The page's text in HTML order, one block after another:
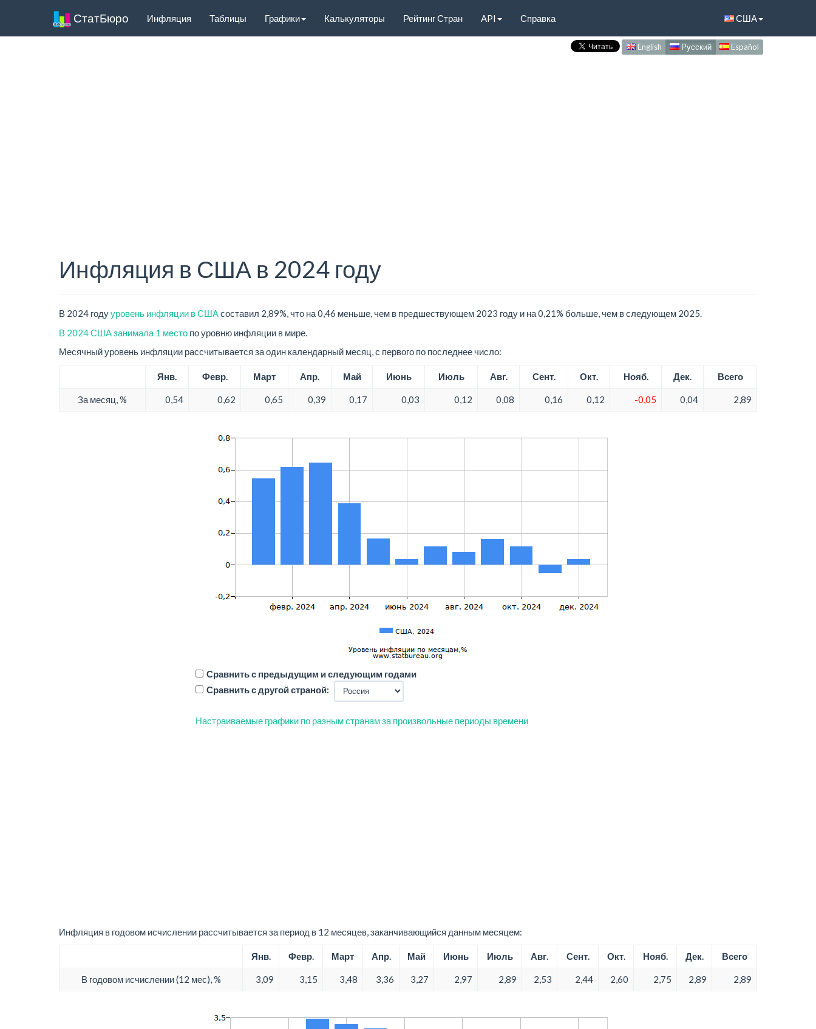
СтатБюро Инфляция Таблицы Графики Калькуляторы Рейтинг Стран API Справка США
English Русский Español
Инфляция в США в 2024 году
В 2024 годууровень инфляции в СШАсоставил 2,89%, что на 0,46 меньше, чем в предшествующем 2023 году и на 0,21% больше, чем в следующем 2025.
В 2024 США занимала 1 место по уровню инфляции в мире.
Месячный уровень инфляции рассчитывается за один календарный месяц, с первого по последнее число:
Янв. Февр. Март Апр. Май Июнь Июль Авг. Сент. Окт. Нояб. Дек. Всего
За месяц, % 0,54 0,62 0,65 0,39 0,17 0,03 0,12 0,08 0,16 0,12 -0,05 0,04 2,89
Сравнить с предыдущим и следующим годами
Сравнить с другой страной:
Настраиваемые графики по разным странам за произвольные периоды времени
Инфляция в годовом исчислении рассчитывается за период в 12 месяцев, заканчивающийся данным месяцем:
Янв. Февр. Март Апр. Май Июнь Июль Авг. Сент. Окт. Нояб. Дек. Всего
В годовом исчислении (12 мес), % 3,09 3,15 3,48 3,36 3,27 2,97 2,89 2,53 2,44 2,60 2,75 2,89 2,89